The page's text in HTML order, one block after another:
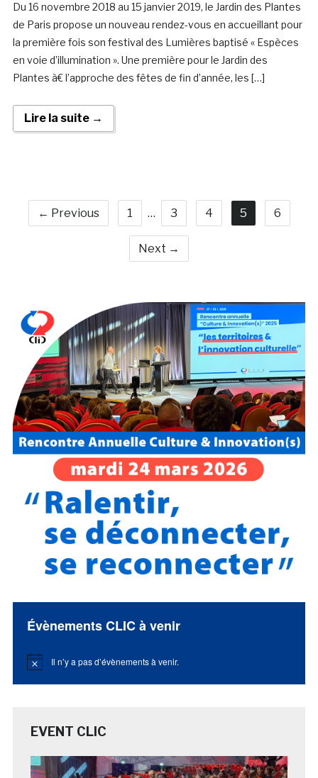
Du 16 novembre 2018 au 15 janvier 2019, le Jardin des Plantes
de Paris propose un nouveau rendez-vous en accueillant pour
la première fois son festival des Lumières baptisé « Espèces
en voie d’illumination ». Une première pour le Jardin des
Plantes à€ l’approche des fêtes de fin d’année, les […]
Lire la suite →
← Previous 1 … 3 4 5 6
Next →
Évènements CLIC à venir
Notice Il n’y a pas d’évènements à venir.
EVENT CLIC